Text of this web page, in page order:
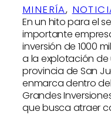
MINERÍA,
En un hito para el
importante
inversión de 1000
a la explotación
provincia de San
enmarca dentro
Grandes
que busca atraer